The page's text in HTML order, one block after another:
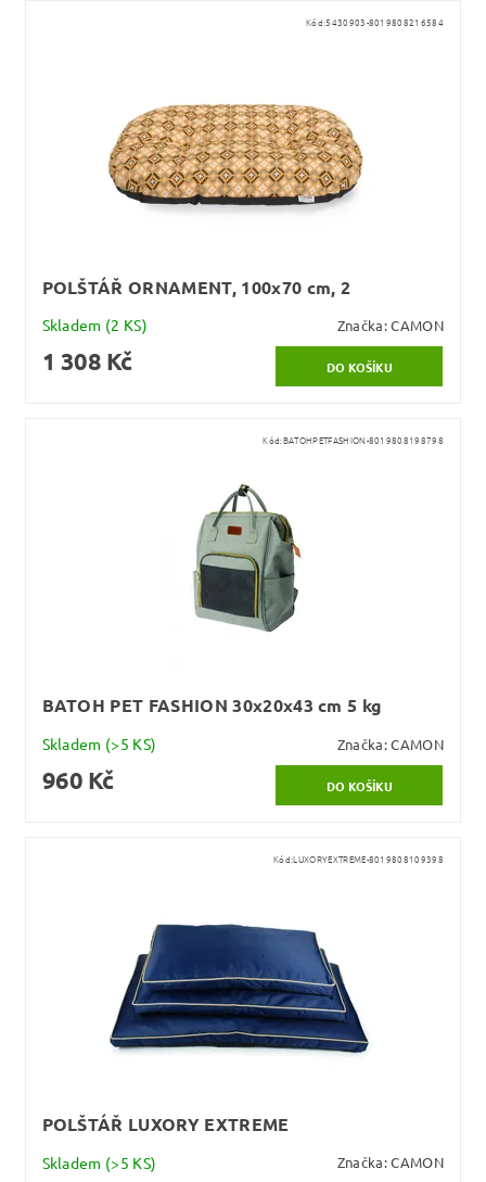
Kód:5430903-8019808216584
POLŠTÁŘ ORNAMENT, 100x70 cm, 2
Skladem (2 KS) Značka:CAMON
1 308 Kč
Kód:BATOHPETFASHION-8019808198798
BATOH PET FASHION 30x20x43 cm 5 kg
Skladem (>5 KS) Značka:CAMON
960 Kč
Kód:LUXORYEXTREME-8019808109398
POLŠTÁŘ LUXORY EXTREME
Skladem (>5 KS) Značka:CAMON